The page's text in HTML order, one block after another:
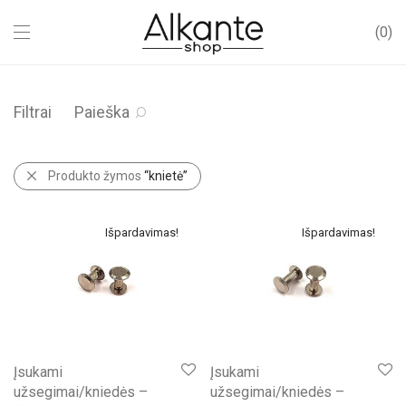
0
Filtrai Paieška
Produkto žymos “knietė”
Išpardavimas!
Įsukami
užsegimai/kniedės –
Išpardavimas!
Įsukami
užsegimai/kniedės –